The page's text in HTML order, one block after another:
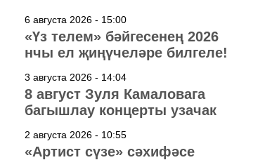
6 августа 2026 - 15:00
«Үз телем» бәйгесенең 2026
нчы ел җиңүчеләре билгеле!
3 августа 2026 - 14:04
8 август Зуля Камаловага
багышлау концерты узачак
2 августа 2026 - 10:55
«Артист сүзе» сәхифәсе